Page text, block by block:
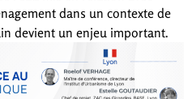
dans un contexte de
devient un enjeu important.